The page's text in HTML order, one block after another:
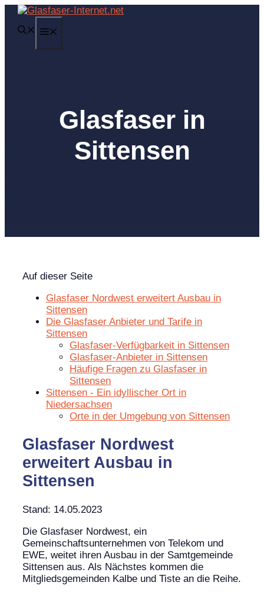
Zum
springen
Glasfaser in
Sittensen
Auf dieser Seite
Glasfaser Nordwest erweitert Ausbau in
Sittensen
Die Glasfaser Anbieter und Tarife in
Sittensen
Glasfaser-Verfügbarkeit in Sittensen
Glasfaser-Anbieter in Sittensen
Häufige Fragen zu Glasfaser in
Sittensen
Sittensen - Ein idyllischer Ort in
Niedersachsen
Orte in der Umgebung von Sittensen
Glasfaser Nordwest
erweitert Ausbau in
Sittensen
Stand: 14.05.2023
Die Glasfaser Nordwest, ein
Gemeinschaftsunternehmen von Telekom und
EWE, weitet ihren Ausbau in der Samtgemeinde
Sittensen aus. Als Nächstes kommen die
Mitgliedsgemeinden Kalbe und Tiste an die Reihe.